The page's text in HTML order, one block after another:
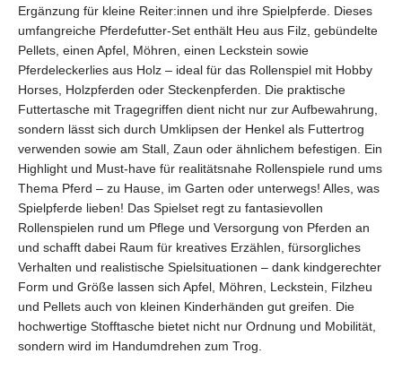
Ergänzung für kleine Reiter:innen und ihre Spielpferde. Dieses
umfangreiche Pferdefutter-Set enthält Heu aus Filz, gebündelte
Pellets, einen Apfel, Möhren, einen Leckstein sowie
Pferdeleckerlies aus Holz – ideal für das Rollenspiel mit Hobby
Horses, Holzpferden oder Steckenpferden. Die praktische
Futtertasche mit Tragegriffen dient nicht nur zur Aufbewahrung,
sondern lässt sich durch Umklipsen der Henkel als Futtertrog
verwenden sowie am Stall, Zaun oder ähnlichem befestigen. Ein
Highlight und Must-have für realitätsnahe Rollenspiele rund ums
Thema Pferd – zu Hause, im Garten oder unterwegs! Alles, was
Spielpferde lieben! Das Spielset regt zu fantasievollen
Rollenspielen rund um Pflege und Versorgung von Pferden an
und schafft dabei Raum für kreatives Erzählen, fürsorgliches
Verhalten und realistische Spielsituationen – dank kindgerechter
Form und Größe lassen sich Apfel, Möhren, Leckstein, Filzheu
und Pellets auch von kleinen Kinderhänden gut greifen. Die
hochwertige Stofftasche bietet nicht nur Ordnung und Mobilität,
sondern wird im Handumdrehen zum Trog.